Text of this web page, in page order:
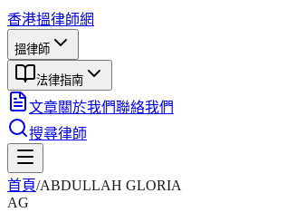
香港搵律師網
搵律師
法律指南
文章關於我們聯絡我們
搜尋律師
首頁/ABDULLAH GLORIA
AG